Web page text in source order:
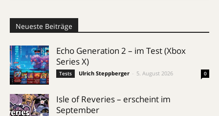
Neueste Beiträge
Echo Generation 2 – im Test (Xbox
Series X)
Tests Ulrich Steppberger 5. August 2026 0
Isle of Reveries – erscheint im
September